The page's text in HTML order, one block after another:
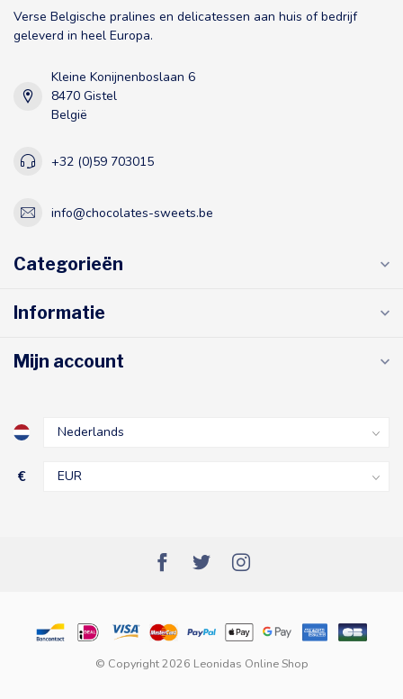
Verse Belgische pralines en delicatessen aan huis of bedrijf
geleverd in heel Europa.
Kleine Konijnenboslaan 6
8470 Gistel
België
+32 (0)59 703015
info@chocolates-sweets.be
Categorieën
Informatie
Mijn account
€
© Copyright 2026 Leonidas Online Shop